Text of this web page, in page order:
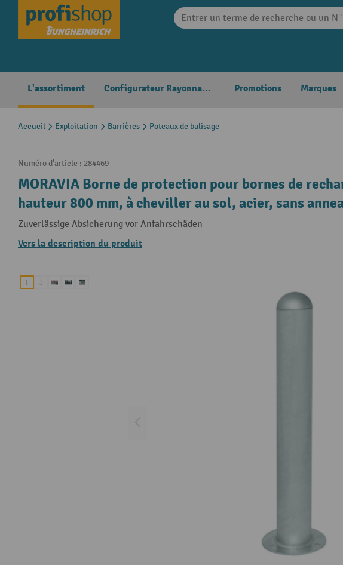
Skip to main navigation
L'assortiment Configurateur Rayonnages Promotions Marques
Accueil Exploitation Barrières Poteaux de balisage
Numéro d'article : 284469
MORAVIA Borne de protection pour bornes de
hauteur 800 mm, à cheviller au sol, acier, sans
Zuverlässige Absicherung vor Anfahrschäden
Vers la description du produit